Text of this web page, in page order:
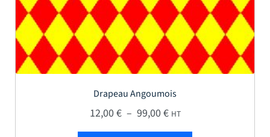
Drapeau Angoumois
12,00€ – 99,00€Plage de prix : 12,00 €
HT